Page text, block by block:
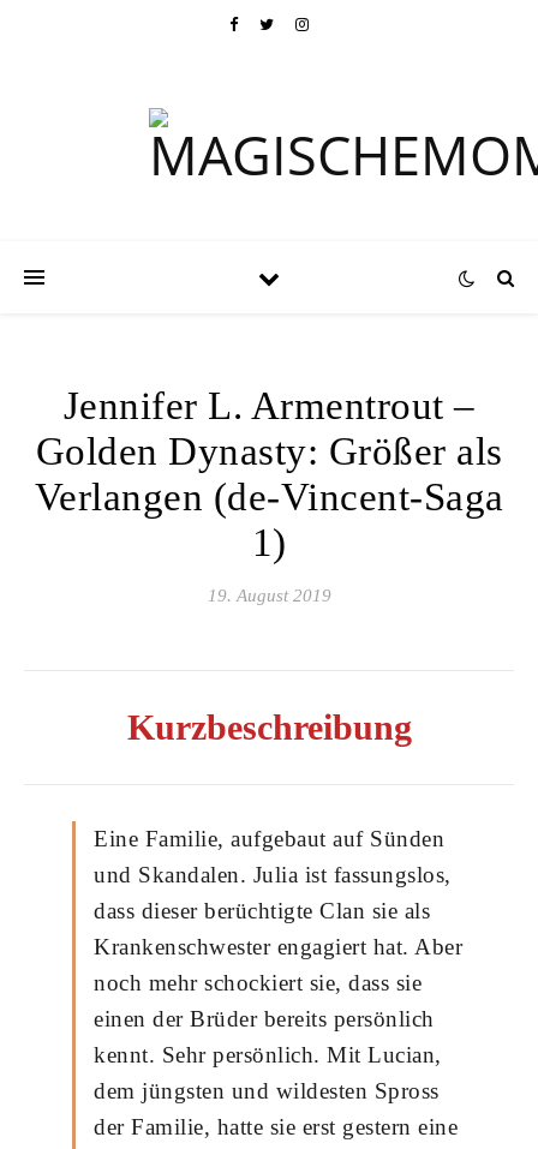
Jennifer L. Armentrout –
Golden Dynasty: Größer als
Verlangen (de-Vincent-Saga
1)
19. August 2019
Kurzbeschreibung
Eine Familie, aufgebaut auf Sünden
und Skandalen. Julia ist fassungslos,
dass dieser berüchtigte Clan sie als
Krankenschwester engagiert hat. Aber
noch mehr schockiert sie, dass sie
einen der Brüder bereits persönlich
kennt. Sehr persönlich. Mit Lucian,
dem jüngsten und wildesten Spross
der Familie, hatte sie erst gestern eine